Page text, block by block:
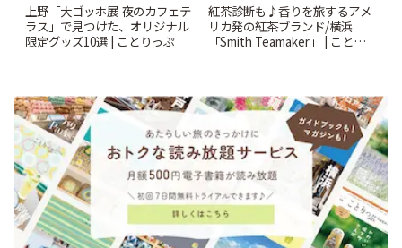
上野「大ゴッホ展 夜のカフェテ
ラス」で見つけた、オリジナル
限定グッズ10選 | ことりっぷ
紅茶診断も♪香りを旅するアメ
リカ発の紅茶ブランド/横浜
「Smith Teamaker」 | ことりっ